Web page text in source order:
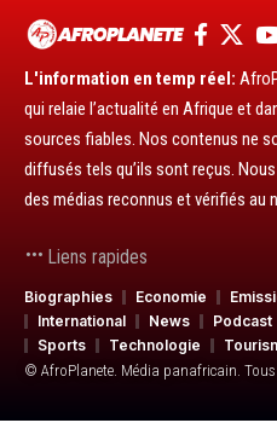
L'information en temp réel:
qui relaie l’actualité en Afrique et
sources fiables. Nos contenus ne
diffusés tels qu’ils sont reçus.
des médias reconnus et vérifiés au
Liens rapides
Biographies Economie
International
News Podcast
Sports
Technologie
© AfroPlanete. Média panafricain. Tous